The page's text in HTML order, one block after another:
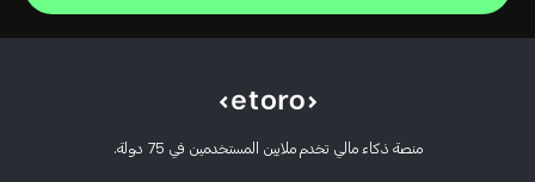
منصة ذكاء مالي تخدم ملايين المستخدمين في 75 دولة.
Vistra Corp
Caterpillar
كيفية التحقق من حسابك
ما هي الرافعة المالية والهامش